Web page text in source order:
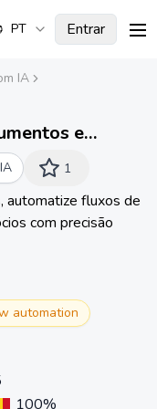
PT Entrar
IA
e
1
automatize fluxos de
com precisão
automation
100%